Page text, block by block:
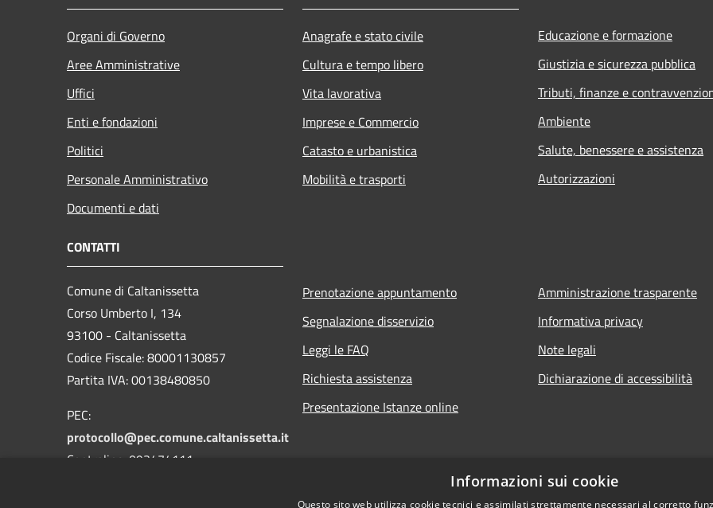
Organi di Governo
Aree Amministrative
Uffici
Enti e fondazioni
Politici
Personale Amministrativo
Documenti e dati
Anagrafe e stato civile
Cultura e tempo libero
Vita lavorativa
Imprese e Commercio
Catasto e urbanistica
Mobilità e trasporti
Educazione e formazione
Giustizia e sicurezza pubblica
Tributi, finanze e
Ambiente
Salute, benessere e assistenza
Autorizzazioni
CONTATTI
Comune di Caltanissetta
Corso Umberto I, 134
93100 - Caltanissetta
Codice Fiscale: 80001130857
Partita IVA: 00138480850
PEC:
protocollo@pec.comune.caltanissetta.it
Centralino: 093474111
Prenotazione appuntamento
Segnalazione disservizio
Leggi le FAQ
Richiesta assistenza
Presentazione Istanze online
Amministrazione trasparente
Informativa privacy
Note legali
Dichiarazione di accessibilità
Informazioni sui cookie
Questo sito web utilizza cookie tecnici e assimilati strettamente necessari al corretto